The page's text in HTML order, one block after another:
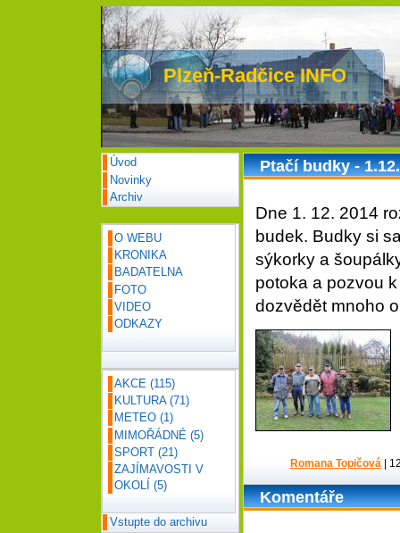
Plzeň-Radčice INFO
Ptačí budky -
Dne 1. 12. 2014
budek. Budky si
sýkorky a
potoka a pozvou
dozvědět mnoho
Romana Topičová |
Komentáře
Úvod
Novinky
Archiv
O WEBU
KRONIKA
BADATELNA
FOTO
VIDEO
ODKAZY
AKCE(115)
KULTURA(71)
METEO(1)
MIMOŘÁDNÉ(5)
SPORT(21)
ZAJÍMAVOSTI V
OKOLÍ(5)
Vstupte do archivu